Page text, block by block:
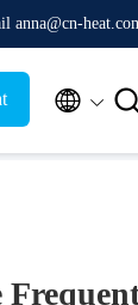
anna@cn-
 